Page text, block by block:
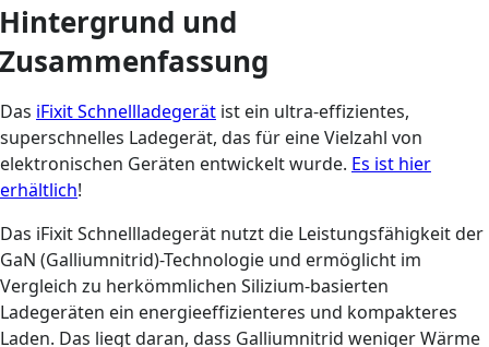
Hintergrund und
Zusammenfassung
Das iFixit Schnellladegerät ist ein ultra-effizientes,
superschnelles Ladegerät, das für eine Vielzahl von
elektronischen Geräten entwickelt wurde. Es ist hier
erhältlich!
Das iFixit Schnellladegerät nutzt die Leistungsfähigkeit der
GaN (Galliumnitrid)-Technologie und ermöglicht im
Vergleich zu herkömmlichen Silizium-basierten
Ladegeräten ein energieeffizienteres und kompakteres
Laden. Das liegt daran, dass Galliumnitrid weniger Wärme